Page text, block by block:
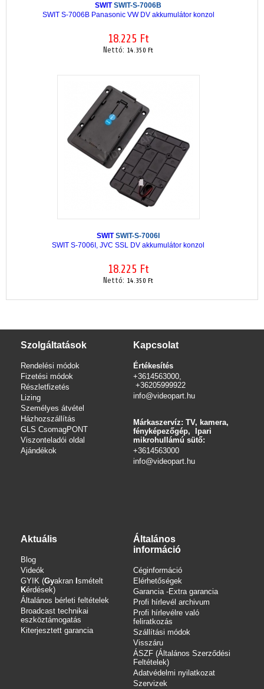
SWITSWIT-S-7006B
SWIT S-7006B Panasonic VW DV akkumulátor konzol
18.225 Ft
Nettó: 14.350 Ft
SWITSWIT-S-7006I
SWIT S-7006I, JVC SSL DV akkumulátor konzol
18.225 Ft
Nettó: 14.350 Ft
Szolgáltatások
Rendelési módok
Fizetési módok
Részletfizetés
Lizing
Személyes átvétel
Házhozszállítás
GLS CsomagPONT
Viszonteladói oldal
Ajándékok
Kapcsolat
Értékesítés
+3614563000,
+36205999922
info@videopart.hu
Márkaszervíz: TV, kamera,
fényképezőgép, Ipari
mikrohullámú sütő:
+3614563000
info@videopart.hu
Aktuális
Blog
Videók
GYIK (Gyakran smételt
Kérdések)
Általános bérleti feltételek
Broadcast technikai
eszköztámogatás
Kiterjesztett garancia
Általános
információ
Céginformáció
Elérhetőségek
Garancia -Extra garancia
Profi hírlevél archivum
Profi hírlevélre való
feliratkozás
Szállítási módok
Visszáru
ÁSZF (Általános Szerződési
Feltételek)
Adatvédelmi nyilatkozat
Szervizek